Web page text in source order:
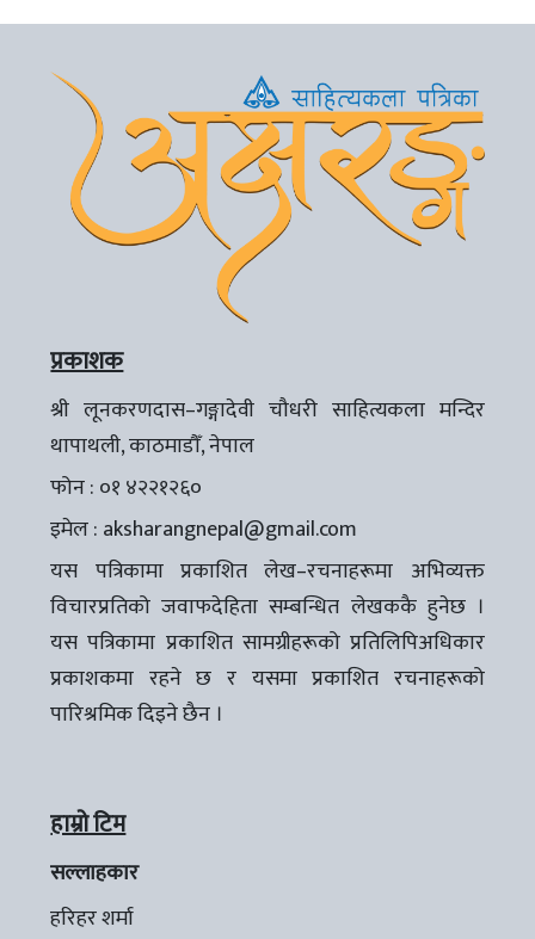
प्रकाशक
श्री लूनकरणदास–गङ्गादेवी चौधरी साहित्यकला मन्दिर
थापाथली, काठमाडौँ, नेपाल
फोन : ०१ ४२२१२६०
इमेल : aksharangnepal@gmail.com
यस पत्रिकामा प्रकाशित लेख–रचनाहरूमा अभिव्यक्त
विचारप्रतिको जवाफदेहिता सम्बन्धित लेखककै हुनेछ ।
यस पत्रिकामा प्रकाशित सामग्रीहरूको प्रतिलिपिअधिकार
प्रकाशकमा रहने छ र यसमा प्रकाशित रचनाहरूको
पारिश्रमिक दिइने छैन ।
हाम्रो टिम
सल्लाहकार
हरिहर शर्मा